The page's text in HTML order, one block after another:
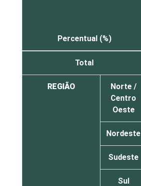
Percentual (%)
Total
REGIÃO
Norte /
Centro
Oeste
Nordeste
Sudeste
Sul